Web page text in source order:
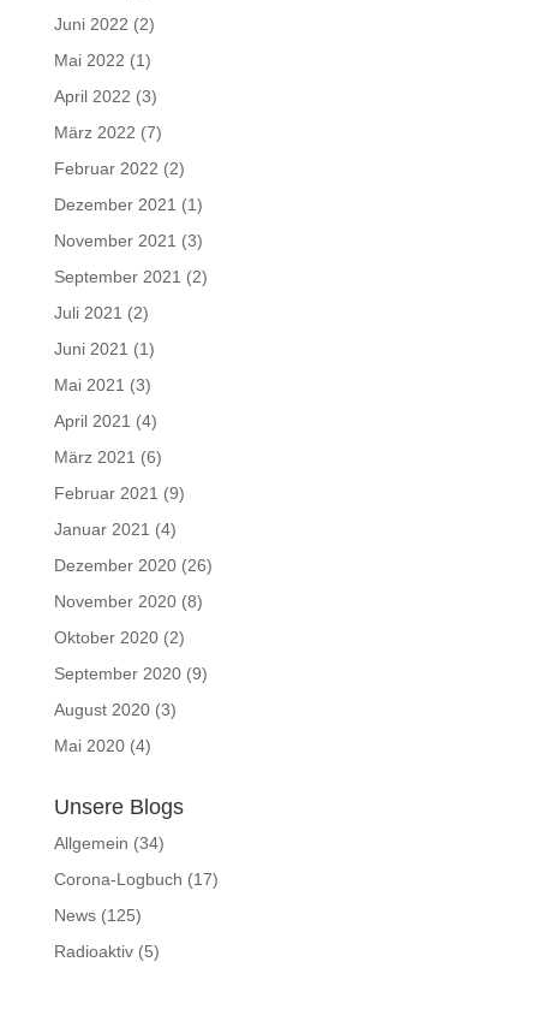
Juni 2022 (2)
Mai 2022 (1)
April 2022 (3)
März 2022 (7)
Februar 2022 (2)
Dezember 2021 (1)
November 2021 (3)
September 2021 (2)
Juli 2021 (2)
Juni 2021 (1)
Mai 2021 (3)
April 2021 (4)
März 2021 (6)
Februar 2021 (9)
Januar 2021 (4)
Dezember 2020(26)
November 2020(8)
Oktober 2020(2)
September 2020(9)
August 2020(3)
Mai 2020(4)
Unsere Blogs
Allgemein (34)
Corona-Logbuch (17)
News(125)
Radioaktiv(5)